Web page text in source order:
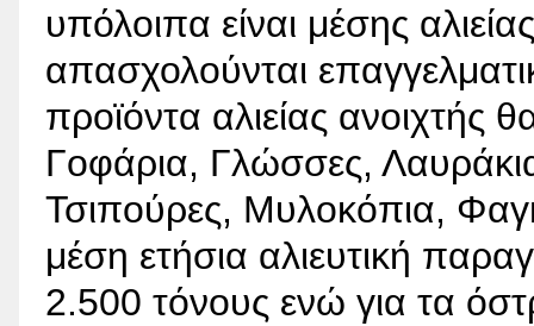
υπόλοιπα είναι μέσης
απασχολούνται
προϊόντα αλιείας ανοιχτής
Γοφάρια, Γλώσσες,
Τσιπούρες, Μυλοκόπια,
μέση ετήσια αλιευτική
2.500 τόνους ενώ για τα